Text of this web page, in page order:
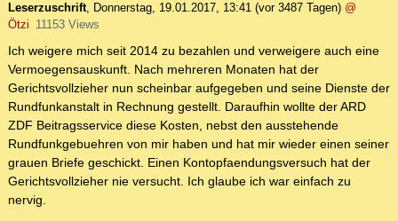
Leserzuschrift, Donnerstag, 19.01.2017, 13:41 (vor 3487 Tagen) @
Ötzi 11153 Views
Ich weigere mich seit 2014 zu bezahlen und verweigere auch eine
Vermoegensauskunft. Nach mehreren Monaten hat der
Gerichtsvollzieher nun scheinbar aufgegeben und seine Dienste der
Rundfunkanstalt in Rechnung gestellt. Daraufhin wollte der ARD
ZDF Beitragsservice diese Kosten, nebst den ausstehende
Rundfunkgebuehren von mir haben und hat mir wieder einen seiner
grauen Briefe geschickt. Einen Kontopfaendungsversuch hat der
Gerichtsvollzieher nie versucht. Ich glaube ich war einfach zu
nervig.